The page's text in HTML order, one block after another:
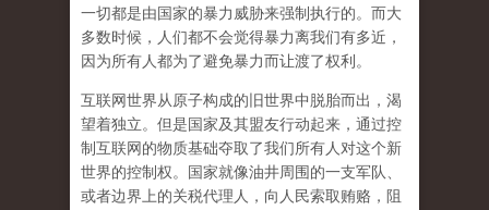
一切都是由国家的暴力威胁来强制执行的。而大
多数时候，人们都不会觉得暴力离我们有多近，
因为所有人都为了避免暴力而让渡了权利。
互联网世界从原子构成的旧世界中脱胎而出，渴
望着独立。但是国家及其盟友行动起来，通过控
制互联网的物质基础夺取了我们所有人对这个新
世界的控制权。国家就像油井周围的一支军队、
或者边界上的关税代理人，向人民索取贿赂，阻